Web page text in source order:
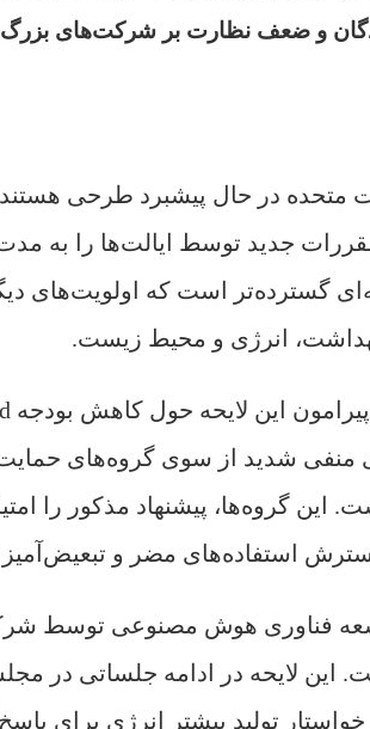
و ضعف نظارت بر شرکت‌های بزرگ
متحده در حال پیشبرد طرحی هستند
جدید توسط ایالت‌ها را به
گسترده‌تر است که اولویت‌های
انرژی و محیط زیست.
شدید از سوی گروه‌های
این گروه‌ها، پیشنهاد مذکور را
استفاده‌های مضر و
فناوری هوش مصنوعی توسط
این لایحه در ادامه جلساتی در
تولید بیشتر انرژی برای